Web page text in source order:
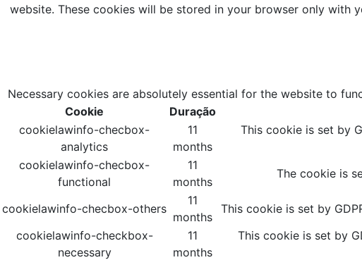
website. These cookies will be stored in your browser only
Necessary cookies are absolutely essential for the website to
Cookie
Duração
cookielawinfo-checbox-
analytics
11
months
This cookie is set by
cookielawinfo-checbox-
functional
11
months
The cookie is
cookielawinfo-checbox-others
11
months
This cookie is set by
cookielawinfo-checkbox-
necessary
11
months
This cookie is set by